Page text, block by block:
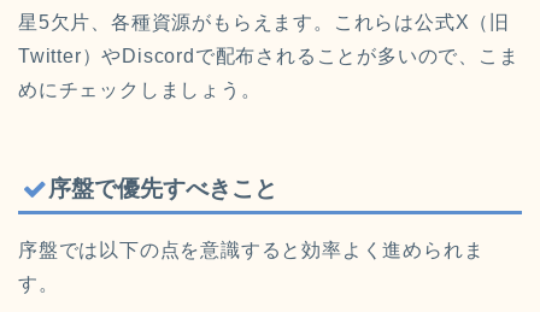
星5欠片、各種資源がもらえます。これらは公式X（旧
Twitter）やDiscordで配布されることが多いので、こま
めにチェックしましょう。
序盤で優先すべきこと
序盤では以下の点を意識すると効率よく進められま
す。